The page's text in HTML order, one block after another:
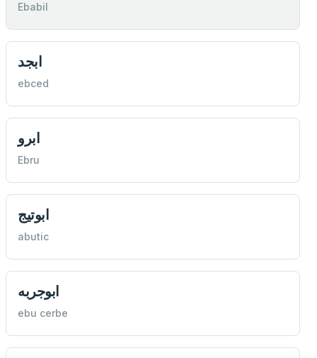
Ebabil
ابجد
ebced
ابرو
Ebru
ابوتيج
abutic
ابوجربه
ebu cerbe